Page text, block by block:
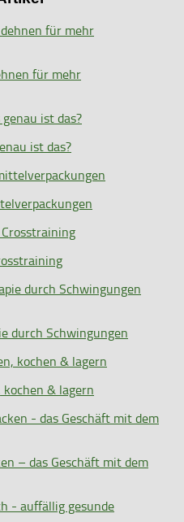
für mehr
ist das?
durch Schwingungen
& lagern
– das Geschäft mit dem